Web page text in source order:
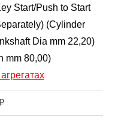
Start/Push to Start
(Cylinder
Dia mm 22,20)
mm 80,00)